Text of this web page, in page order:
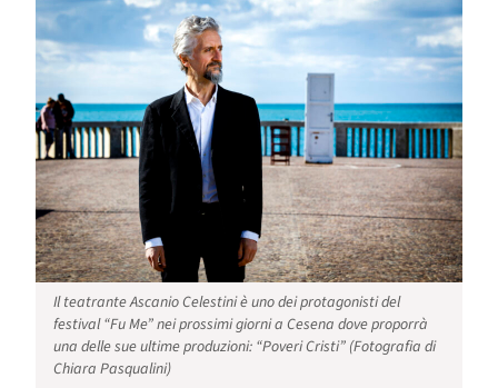
Il teatrante Ascanio Celestini è uno dei protagonisti del
festival “Fu Me” nei prossimi giorni a Cesena dove proporrà
una delle sue ultime produzioni: “Poveri Cristi” (Fotografia di
Chiara Pasqualini)